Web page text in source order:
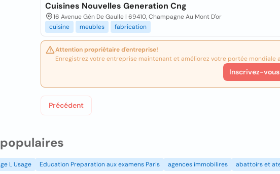
Cuisines Nouvelles Generation Cng
16 Avenue Gén De Gaulle | 69410, Champagne Au Mont D'or
cuisine
meubles fabrication
Attention propriétaire d'entreprise!
Enregistrez votre entreprise maintenant et améliorez votre portée mondiale
Inscrivez-
Précédent
L Usage Education Preparation aux examens Paris agences immobilires abattoirs et